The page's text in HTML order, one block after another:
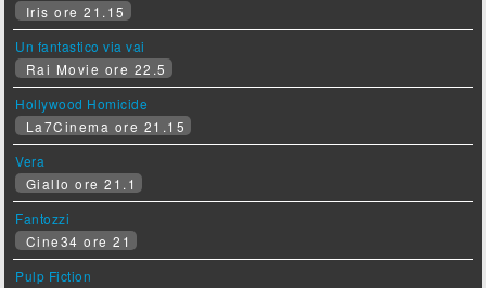
Iris ore 21.15
Un fantastico via vai
Rai Movie ore 22.5
Hollywood Homicide
La7Cinema ore 21.15
Vera
Giallo ore 21.1
Fantozzi
Cine34 ore 21
Pulp Fiction